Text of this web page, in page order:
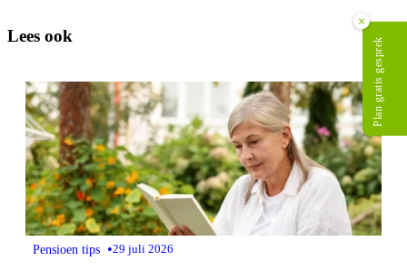
Lees ook
Pensioen tips •29 juli 2026
×
Plan gratis gesprek